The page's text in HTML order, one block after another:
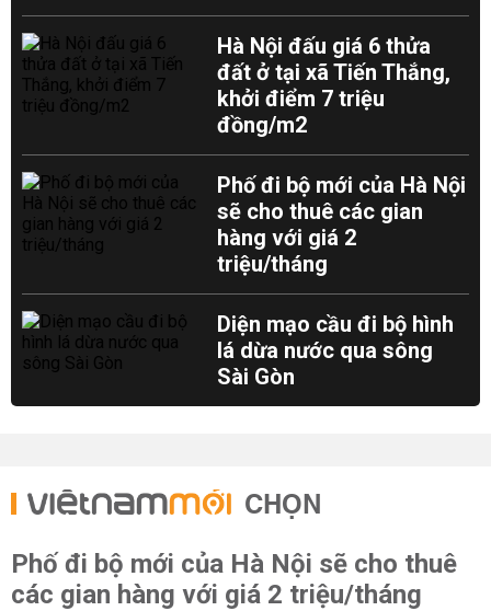
Hà Nội đấu giá 6 thửa
đất ở tại xã Tiến Thắng,
khởi điểm 7 triệu
đồng/m2
Phố đi bộ mới của Hà Nội
sẽ cho thuê các gian
hàng với giá 2
triệu/tháng
Diện mạo cầu đi bộ hình
lá dừa nước qua sông
Sài Gòn
CHỌN
Phố đi bộ mới của Hà Nội sẽ cho thuê
các gian hàng với giá 2 triệu/tháng